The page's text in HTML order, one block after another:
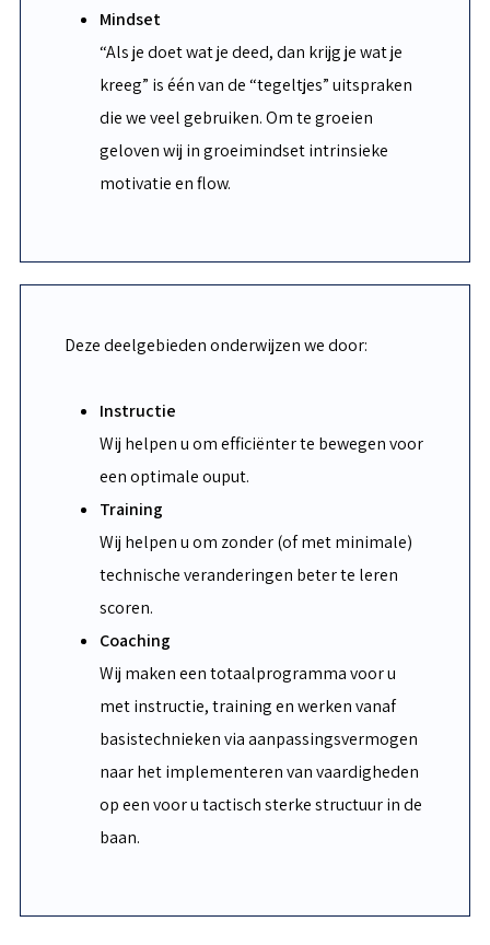
Mindset
“Als je doet wat je deed, dan krijg je wat je
kreeg” is één van de “tegeltjes” uitspraken
die we veel gebruiken. Om te groeien
geloven wij in groeimindset intrinsieke
motivatie en flow.
Deze deelgebieden onderwijzen we door:
Instructie
Wij helpen u om efficiënter te bewegen voor
een optimale ouput.
Training
Wij helpen u om zonder (of met minimale)
technische veranderingen beter te leren
scoren.
Coaching
Wij maken een totaalprogramma voor u
met instructie, training en werken vanaf
basistechnieken via aanpassingsvermogen
naar het implementeren van vaardigheden
op een voor u tactisch sterke structuur in de
baan.